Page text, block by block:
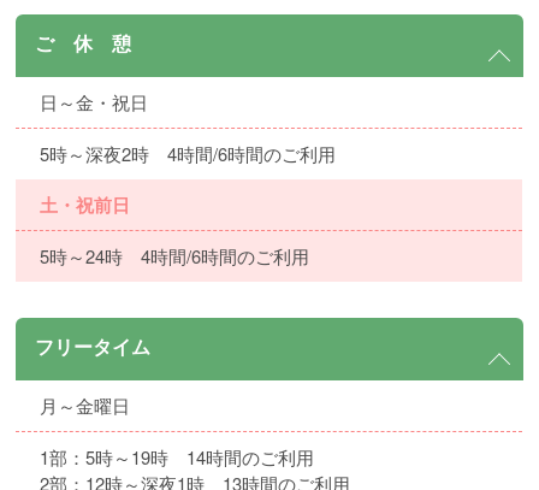
ご 休 憩
日～金・祝日
5時～深夜2時 4時間/6時間のご利用
土・祝前日
5時～24時 4時間/6時間のご利用
フリータイム
月～金曜日
1部：5時～19時 14時間のご利用
2部：12時～深夜1時 13時間のご利用